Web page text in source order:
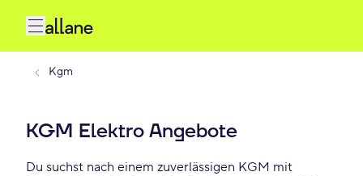
Kgm
KGM Elektro Angebote
Du suchst nach einem zuverlässigen KGM mit